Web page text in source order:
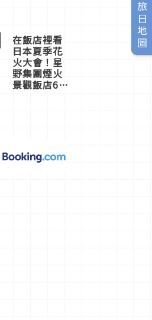
旅日地圖
店3分即達
在飯店裡看
日本夏季花
火大會！星
野集團煙火
景觀飯店6